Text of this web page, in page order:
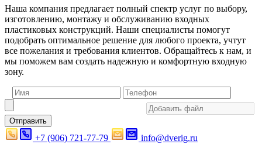
Наша компания предлагает полный спектр услуг по выбору,
изготовлению, монтажу и обслуживанию входных
пластиковых конструкций. Наши специалисты помогут
подобрать оптимальное решение для любого проекта, учтут
все пожелания и требования клиентов. Обращайтесь к нам, и
мы поможем вам создать надежную и комфортную входную
зону.
Отправить
+7 (906) 721-77-79 info@dverig.ru